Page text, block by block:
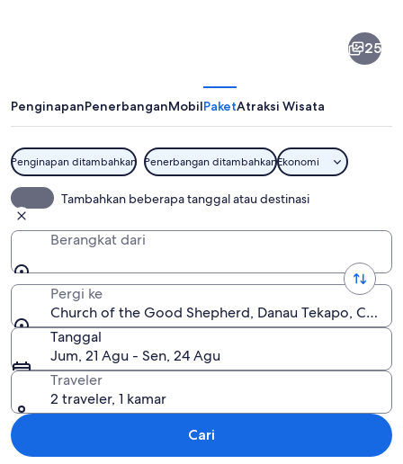
Good
25
PenginapanPenerbanganMobilPaketAtraksi Wisata
Penginapan ditambahkan Penerbangan ditambahkanEkonomi
Tambahkan beberapa tanggal atau destinasi
Berangkat dari
Pergi ke
Church of the Good Shepherd, Danau Tekapo,
Tanggal
Jum, 21 Agu - Sen, 24 Agu
Traveler
2 traveler, 1 kamar
Cari